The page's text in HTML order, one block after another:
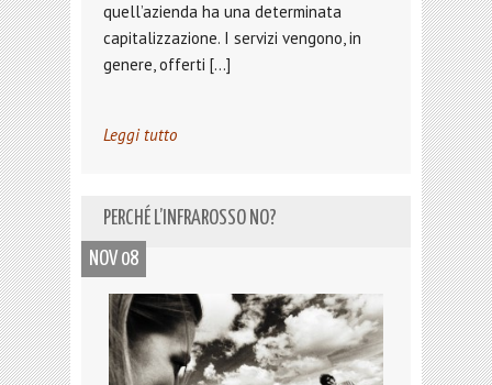
quell’azienda ha una determinata
capitalizzazione. I servizi vengono, in
genere, offerti […]
Leggi tutto
PERCHÉ L’INFRAROSSO NO?
NOV 08